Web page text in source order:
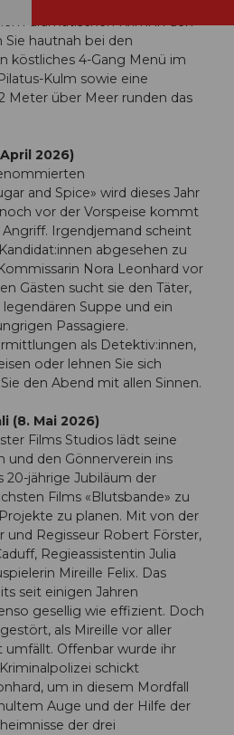
dramatischen Krimi in den
Sie hautnah bei den
köstliches 4-Gang Menü im
Kulm sowie eine
Meter über Meer runden das
2026)
and Spice» wird dieses Jahr
vor der Vorspeise kommt
Irgendjemand scheint
abgesehen zu
Nora Leonhard vor
Gästen sucht sie den Täter,
Suppe und ein
Passagiere.
als Detektiv:innen,
oder lehnen Sie sich
den Abend mit allen Sinnen.
(8. Mai 2026)
Films Studios lädt seine
und den Gönnerverein ins
20-jährige Jubiläum der
Films «Blutsbande» zu
zu planen. Mit von der
und Regisseur Robert Förster,
Regieassistentin Julia
Mireille Felix. Das
seit einigen Jahren
gesellig wie effizient. Doch
als Mireille vor aller
Offenbar wurde ihr
schickt
um in diesem Mordfall
Auge und der Hilfe der
der drei